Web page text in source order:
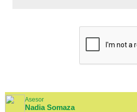
Asesor
Nadia Somaza